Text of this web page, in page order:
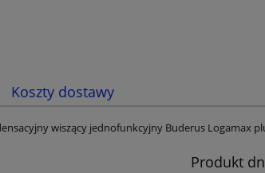
Koszty dostawy
wiszący jednofunkcyjny Buderus Logamax
Produkt